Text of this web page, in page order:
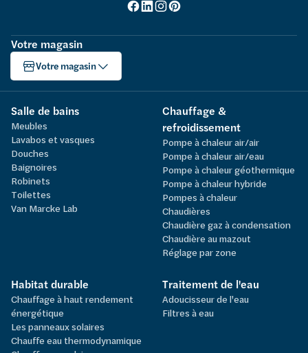
Votre magasin
Votre magasin
Salle de bains
Meubles
Lavabos et vasques
Douches
Baignoires
Robinets
Toilettes
Van Marcke Lab
Chauffage &
refroidissement
Pompe à chaleur air/air
Pompe à chaleur air/eau
Pompe à chaleur géothermique
Pompe à chaleur hybride
Pompes à chaleur
Chaudières
Chaudière gaz à condensation
Chaudière au mazout
Réglage par zone
Habitat durable
Chauffage à haut rendement
énergétique
Les panneaux solaires
Chauffe eau thermodynamique
Traitement de l'eau
Adoucisseur de l'eau
Filtres à eau